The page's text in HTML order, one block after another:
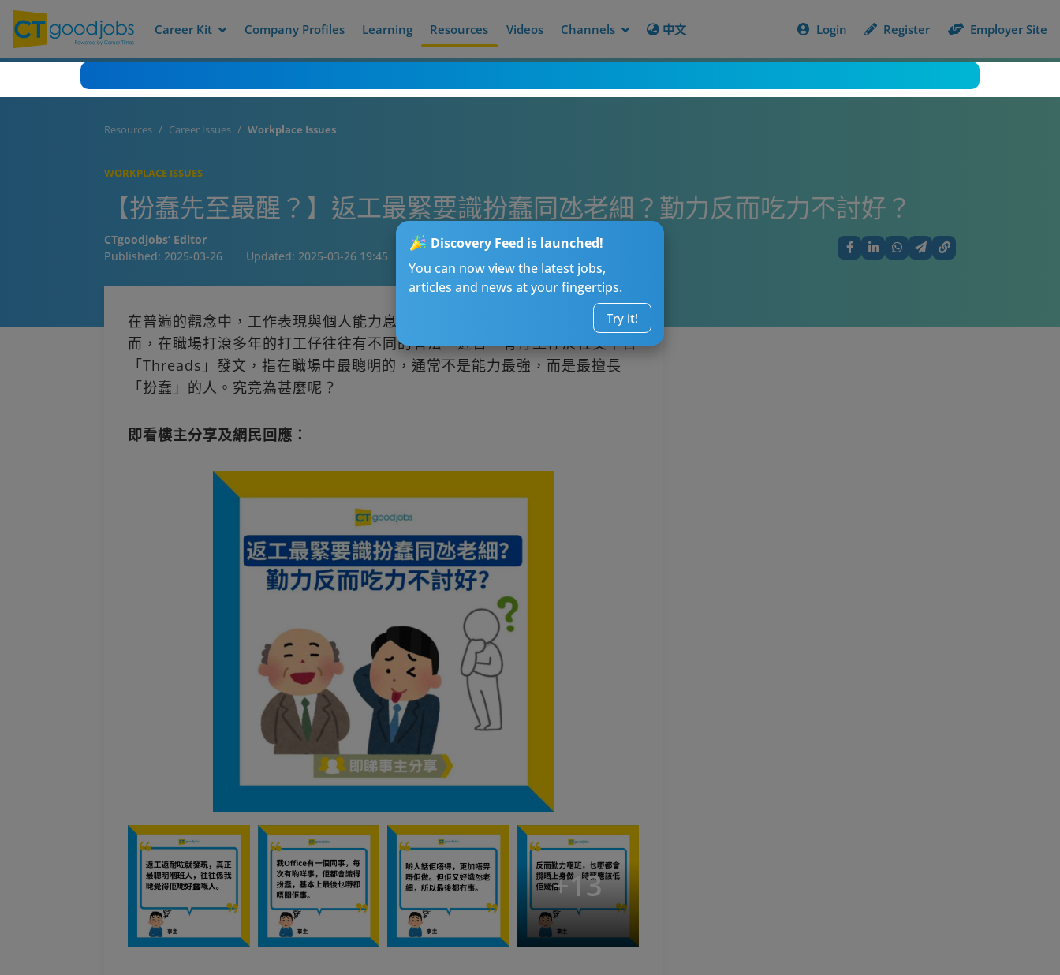
Career Kit Company Profiles Learning Resources Videos Channels 中文 Login Register Employer Site
Discovery Feed is launched!
You can now view the latest jobs,
articles and news at your fingertips.
Try it!
Resources Career Issues Workplace Issues
WORKPLACE ISSUES
【扮蠢先至最醒？】返工最緊要識扮蠢同氹老細？勤力反而吃力不討好？
CTgoodjobs’ Editor
Published: 2025-03-26 Updated: 2025-03-26 19:45
在普遍的觀念中，工作表現與個人能力息息相關，能力越強，成就越高。然
而，在職場打滾多年的打工仔往往有不同的看法。近日，有打工仔於社交平台
「Threads」發文，指在職場中最聰明的，通常不是能力最強，而是最擅長
「扮蠢」的人。究竟為甚麼呢？
即看樓主分享及網民回應：
+13